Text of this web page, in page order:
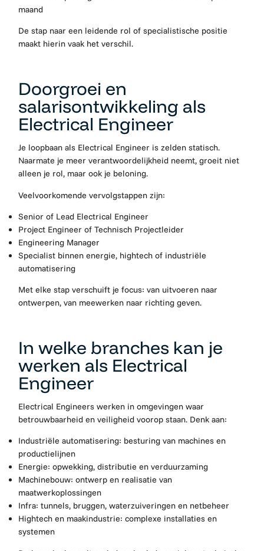
maand
De stap naar een leidende rol of specialistische positie
maakt hierin vaak het verschil.
Doorgroei en
salarisontwikkeling als
Electrical Engineer
Je loopbaan als Electrical Engineer is zelden statisch.
Naarmate je meer verantwoordelijkheid neemt, groeit niet
alleen je rol, maar ook je beloning.
Veelvoorkomende vervolgstappen zijn:
Senior of Lead Electrical Engineer
Project Engineer of Technisch Projectleider
Engineering Manager
Specialist binnen energie, hightech of industriële
automatisering
Met elke stap verschuift je focus: van uitvoeren naar
ontwerpen, van meewerken naar richting geven.
In welke branches kan je
werken als Electrical
Engineer
Electrical Engineers werken in omgevingen waar
betrouwbaarheid en veiligheid voorop staan. Denk aan:
Industriële automatisering: besturing van machines en
productielijnen
Energie: opwekking, distributie en verduurzaming
Machinebouw: ontwerp en realisatie van
maatwerkoplossingen
Infra: tunnels, bruggen, waterzuiveringen en netbeheer
Hightech en maakindustrie: complexe installaties en
systemen